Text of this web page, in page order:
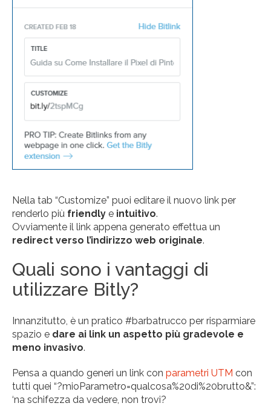
Nella tab “Customize” puoi editare il nuovo link per
renderlo più friendly e intuitivo.
Ovviamente il link appena generato effettua un
redirect verso l’indirizzo web originale.
Quali sono i vantaggi di
utilizzare Bitly?
Innanzitutto, è un pratico #barbatrucco per risparmiare
spazio e dare ai link un aspetto più gradevole e
meno invasivo.
Pensa a quando generi un link con parametri UTM con
tutti quei “?mioParametro=qualcosa%20di%20brutto&”:
‘na schifezza da vedere, non trovi?